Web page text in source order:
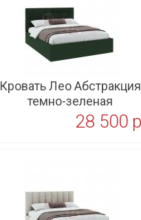
Кровать Лео Абстракция
темно-зеленая
28 500